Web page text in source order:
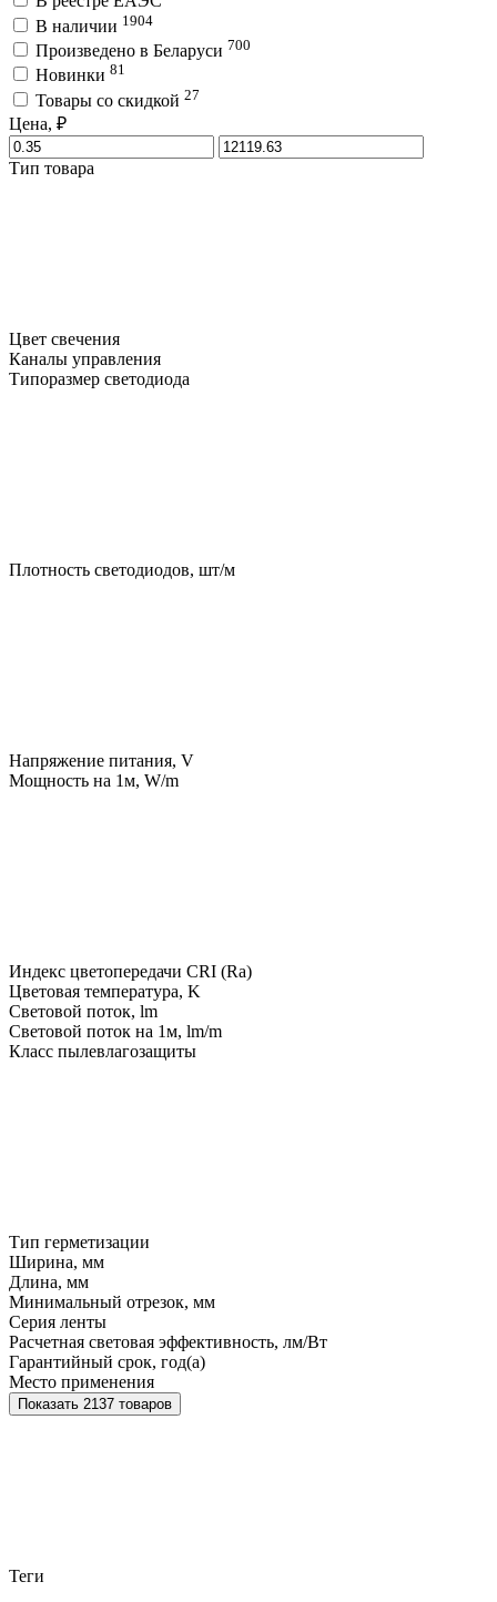
В наличии 1904
Произведено в Беларуси 700
Новинки 81
Товары со скидкой 27
Цена, ₽
Тип товара
Цвет свечения
Каналы управления
Типоразмер светодиода
Плотность светодиодов, шт/м
Напряжение питания, V
Мощность на 1м, W/m
Индекс цветопередачи CRI (Ra)
Цветовая температура, K
Световой поток, lm
Световой поток на 1м, lm/m
Класс пылевлагозащиты
Тип герметизации
Ширина, мм
Длина, мм
Минимальный отрезок, мм
Серия ленты
Расчетная световая эффективность, лм/Вт
Гарантийный срок, год(а)
Место применения
Показать 2137 товаров
Теги